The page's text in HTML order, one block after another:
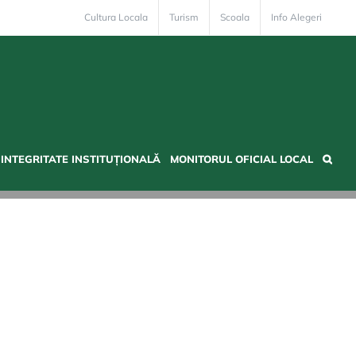
Cultura Locala Turism Scoala Info Alegeri
INTEGRITATE INSTITUȚIONALĂ MONITORUL OFICIAL LOCAL